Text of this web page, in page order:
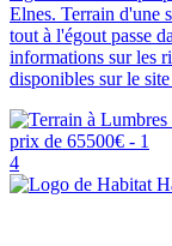
Elnes. Terrain d'une
tout à l'égout passe
informations sur les
disponibles sur le
4